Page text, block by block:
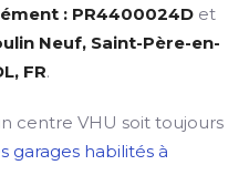
: PR4400024D et
Neuf, Saint-Père-en-
FR.
centre VHU soit toujours
garages habilités à